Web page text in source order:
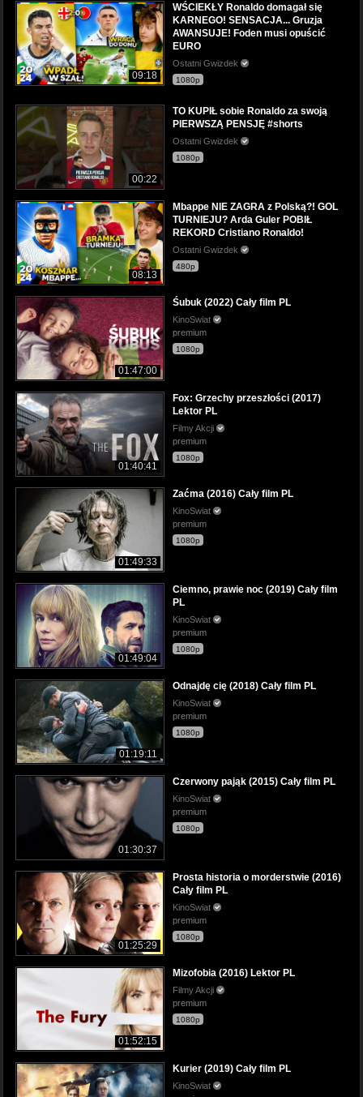
09:18
WŚCIEKŁY Ronaldo domagał się
KARNEGO! SENSACJA... Gruzja
AWANSUJE! Foden musi opuścić
EURO
Ostatni Gwizdek
1080p
00:22
TO KUPIŁ sobie Ronaldo za swoją
PIERWSZĄ PENSJĘ #shorts
Ostatni Gwizdek
1080p
08:13
Mbappe NIE ZAGRA z Polską?! GOL
TURNIEJU? Arda Guler POBIŁ
REKORD Cristiano Ronaldo!
Ostatni Gwizdek
480p
01:47:00
Śubuk (2022) Cały film PL
KinoSwiat
premium
1080p
01:40:41
Fox: Grzechy przeszłości (2017)
Lektor PL
Filmy Akcji
premium
1080p
01:49:33
Zaćma (2016) Cały film PL
KinoSwiat
premium
1080p
01:49:04
Ciemno, prawie noc (2019) Cały film
PL
KinoSwiat
premium
1080p
01:19:11
Odnajdę cię (2018) Cały film PL
KinoSwiat
premium
1080p
01:30:37
Czerwony pająk (2015) Cały film PL
KinoSwiat
premium
1080p
01:25:29
Prosta historia o morderstwie (2016)
Cały film PL
KinoSwiat
premium
1080p
01:52:15
Mizofobia (2016) Lektor PL
Filmy Akcji
premium
1080p
Kurier (2019) Cały film PL
KinoSwiat